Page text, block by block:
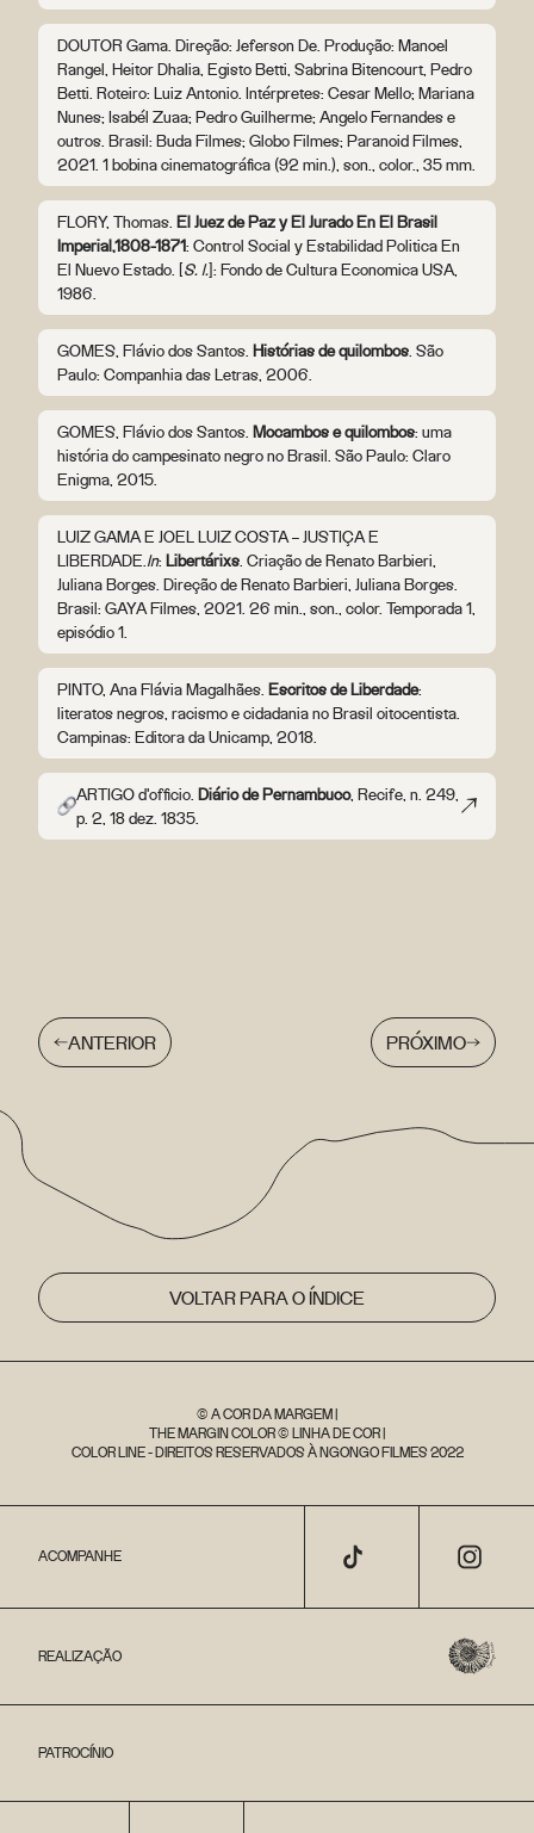
DOUTOR Gama. Direção: Jeferson De. Produção: Manoel
Rangel, Heitor Dhalia, Egisto Betti, Sabrina Bitencourt, Pedro
Betti. Roteiro: Luiz Antonio. Intérpretes: Cesar Mello; Mariana
Nunes; Isabél Zuaa; Pedro Guilherme; Angelo Fernandes e
outros. Brasil: Buda Filmes; Globo Filmes; Paranoid Filmes,
2021. 1 bobina cinematográfica (92 min.), son., color., 35 mm.
FLORY, Thomas. El Juez de Paz y El Jurado En El Brasil
Imperial,1808-1871: Control Social y Estabilidad Politica En
El Nuevo Estado. [S. l.]: Fondo de Cultura Economica USA,
1986.
GOMES, Flávio dos Santos. Histórias de quilombos. São
Paulo: Companhia das Letras, 2006.
GOMES, Flávio dos Santos. Mocambos e quilombos: uma
história do campesinato negro no Brasil. São Paulo: Claro
Enigma, 2015.
LUIZ GAMA E JOEL LUIZ COSTA – JUSTIÇA E
LIBERDADE.In: Libertárixs. Criação de Renato Barbieri,
Juliana Borges. Direção de Renato Barbieri, Juliana Borges.
Brasil: GAYA Filmes, 2021. 26 min., son., color. Temporada 1,
episódio 1.
PINTO, Ana Flávia Magalhães. Escritos de Liberdade:
literatos negros, racismo e cidadania no Brasil oitocentista.
Campinas: Editora da Unicamp, 2018.
ARTIGO d'officio. Diário de Pernambuco, Recife, n. 249,
p. 2, 18 dez. 1835.
ANTERIOR PRÓXIMO
VOLTAR PARA O ÍNDICE
© A COR DA MARGEM |
THE MARGIN COLOR © LINHA DE COR |
COLOR LINE - DIREITOS RESERVADOS À NGONGO FILMES 2022
ACOMPANHE
REALIZAÇÃO
PATROCÍNIO